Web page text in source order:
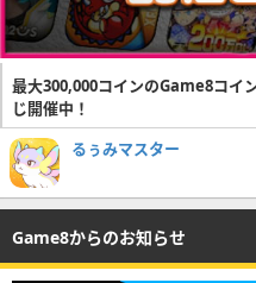
最大300,000コインのGame8コイ
じ開催中！
るぅみマスター
Game8からのお知らせ